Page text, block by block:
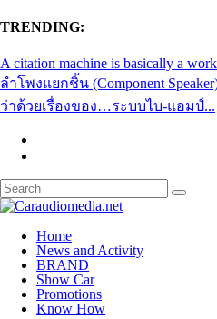
TRENDING:
A citation machine is basically a
ลำโพงแยกชิ้น (Component
ว่าด้วยเรื่องของ…ระบบไบ-แอมป์...
Home
News and Activity
BRAND
Show Car
Promotions
Know How